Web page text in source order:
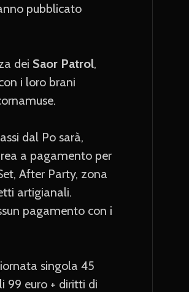
pubblicato
dei Saor Patrol,
i loro brani
dal Po sarà,
a pagamento per
After Party, zona
artigianali.
pagamento con i
singola 45
99 euro + diritti di